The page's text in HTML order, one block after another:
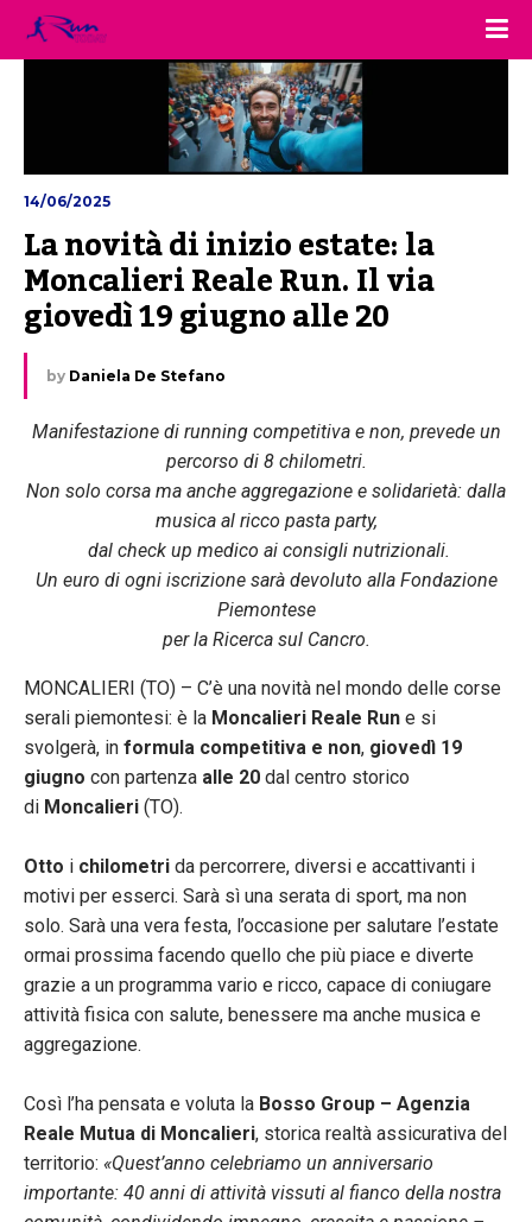
14/06/2025
La novità di inizio estate: la
Moncalieri Reale Run. Il via
giovedì 19 giugno alle 20
by Daniela De Stefano
Manifestazione di running competitiva e non, prevede un
percorso di 8 chilometri.
Non solo corsa ma anche aggregazione e solidarietà: dalla
musica al ricco pasta party,
dal check up medico ai consigli nutrizionali.
Un euro di ogni iscrizione sarà devoluto alla Fondazione
Piemontese
per la Ricerca sul Cancro.
MONCALIERI (TO) – C’è una novità nel mondo delle corse
serali piemontesi: è la Moncalieri Reale Run e si
svolgerà, in formula competitiva e non, giovedì 19
giugno con partenza alle 20 dal centro storico
di Moncalieri (TO).
Otto i chilometri da percorrere, diversi e accattivanti i
motivi per esserci. Sarà sì una serata di sport, ma non
solo. Sarà una vera festa, l’occasione per salutare l’estate
ormai prossima facendo quello che più piace e diverte
grazie a un programma vario e ricco, capace di coniugare
attività fisica con salute, benessere ma anche musica e
aggregazione.
Così l’ha pensata e voluta la Bosso Group – Agenzia
Reale Mutua di Moncalieri, storica realtà assicurativa del
territorio: «Quest’anno celebriamo un anniversario
importante: 40 anni di attività vissuti al fianco della nostra